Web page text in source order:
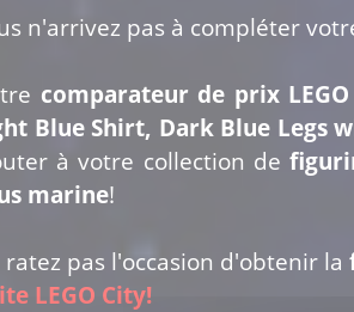
n'arrivez pas à compléter
comparateur de prix
Blue Shirt, Dark Blue Legs
à votre collection de
marine!
ratez pas l'occasion d'obtenir la
LEGO City!